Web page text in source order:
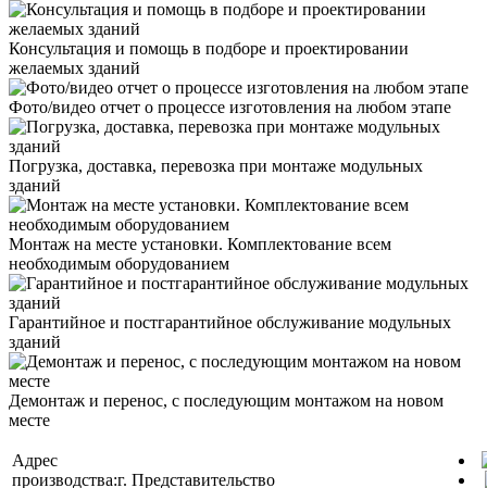
Консультация и помощь в подборе и проектировании
желаемых зданий
Фото/видео отчет о процессе изготовления на любом этапе
Погрузка, доставка, перевозка при монтаже модульных
зданий
Монтаж на месте установки. Комплектование всем
необходимым оборудованием
Гарантийное и постгарантийное обслуживание модульных
зданий
Демонтаж и перенос, с последующим монтажом на новом
месте
Адрес
производства:г. Представительство